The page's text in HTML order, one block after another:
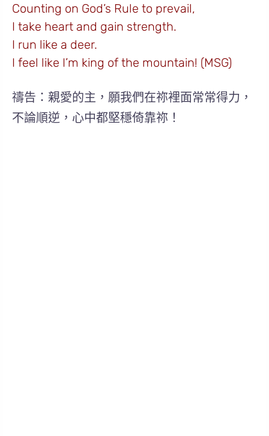
Counting on God’s Rule to prevail,
I take heart and gain strength.
I run like a deer.
I feel like I’m king of the mountain! (MSG)
禱告：親愛的主，願我們在祢裡面常常得力，
不論順逆，心中都堅穩倚靠祢！